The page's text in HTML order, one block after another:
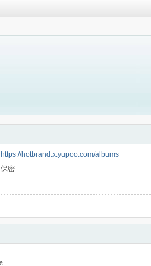
https://hotbrand.x.yupoo.com/albums
保密